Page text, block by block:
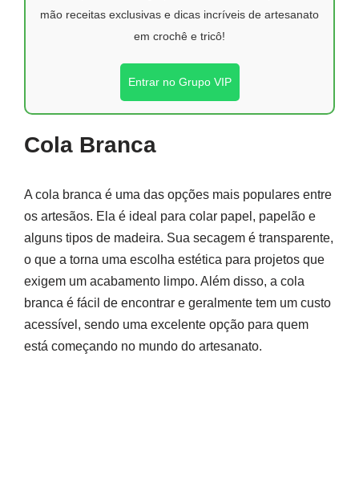
mão receitas exclusivas e dicas incríveis de artesanato
em crochê e tricô!
Entrar no Grupo VIP
Cola Branca
A cola branca é uma das opções mais populares entre
os artesãos. Ela é ideal para colar papel, papelão e
alguns tipos de madeira. Sua secagem é transparente,
o que a torna uma escolha estética para projetos que
exigem um acabamento limpo. Além disso, a cola
branca é fácil de encontrar e geralmente tem um custo
acessível, sendo uma excelente opção para quem
está começando no mundo do artesanato.